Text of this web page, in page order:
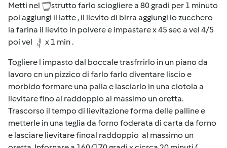
Metti nel
strutto farlo sciogliere a 80 gradi per 1 minuto
poi aggiungi il latte , il lievito di birra aggiungi lo zucchero
la farina il lievito in polvere e impastare x 45 sec a vel 4/5
poi vel
x 1 min .
Togliere l impasto dal boccale trasfrrirlo in un piano da
lavoro cn un pizzico di farlo farlo diventare liscio e
morbido formare una palla e lasciarlo in una ciotola a
lievitare fino al raddoppio al massimo un oretta.
Trascorso il tempo di lievitazione forma delle palline e
metterle in una teglia da forno foderata di carta da forno
e lasciare lievitare finoal raddoppio al massimo un